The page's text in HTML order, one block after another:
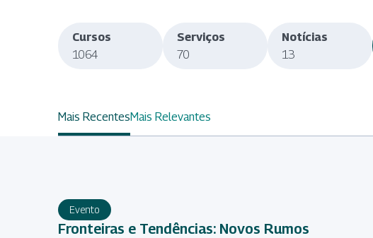
Cursos
1064
Serviços
70
Notícias
13
Mais RecentesMais Relevantes
Evento
Fronteiras e Tendências: Novos Rumos